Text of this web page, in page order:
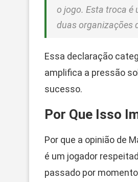
o jogo. Esta troca é
duas organizações
Essa declaração
amplifica a pressão
sucesso.
Por Que Isso
Por que a opinião de
é um jogador
passado por